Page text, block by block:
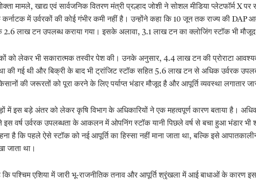
मामले, खाद्य एवं सार्वजनिक वितरण मंत्री प्रल्हाद जोशी ने सोशल मीडिया प्लेटफॉर्म X पर
कर्नाटक में उर्वरकों की कोई गंभीर कमी नहीं है। उन्होंने कहा कि 10 जून तक राज्य की DAP
लाख टन उपलब्ध कराया गया। इसके अलावा, 3.1 लाख टन का क्लोजिंग स्टॉक भी मौजूद
को लेकर भी सकारात्मक तस्वीर पेश की। उनके अनुसार, 4.4 लाख टन की प्रोराटा
की गई थी और बिक्री के बाद भी ट्रांजिट स्टॉक सहित 5.6 लाख टन से अधिक उर्वरक
की जरूरतों को पूरा करने के लिए पर्याप्त भंडार मौजूद है और आपूर्ति व्यवस्था लगातार
इस बड़े अंतर को लेकर कृषि विभाग के अधिकारियों ने एक महत्वपूर्ण कारण बताया है।
वर्ष उर्वरक उपलब्धता के आकलन में ओपनिंग स्टॉक यानी पिछले वर्ष से बचा हुआ भंडार भी
है कि पहले ऐसे स्टॉक को नई आपूर्ति का हिस्सा नहीं माना जाता था, बल्कि इसे
जाता था।
कि पश्चिम एशिया में जारी भू-राजनीतिक तनाव और आपूर्ति श्रृंखला में आई बाधाओं के कारण